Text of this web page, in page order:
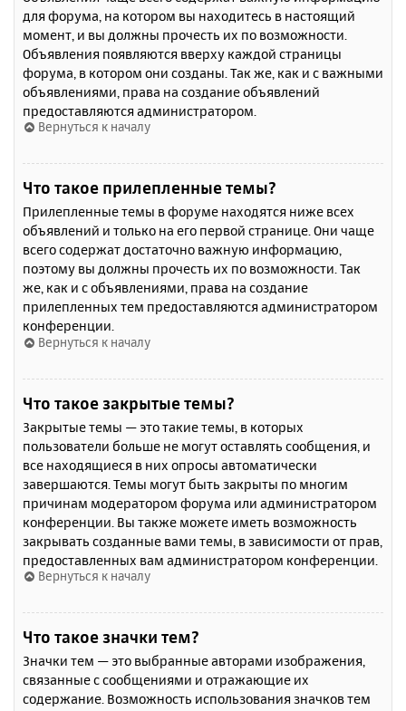
для форума, на котором вы находитесь в настоящий
момент, и вы должны прочесть их по возможности.
Объявления появляются вверху каждой страницы
форума, в котором они созданы. Так же, как и с важными
объявлениями, права на создание объявлений
предоставляются администратором.
Вернуться к началу
Что такое прилепленные темы?
Прилепленные темы в форуме находятся ниже всех
объявлений и только на его первой странице. Они чаще
всего содержат достаточно важную информацию,
поэтому вы должны прочесть их по возможности. Так
же, как и с объявлениями, права на создание
прилепленных тем предоставляются администратором
конференции.
Вернуться к началу
Что такое закрытые темы?
Закрытые темы — это такие темы, в которых
пользователи больше не могут оставлять сообщения, и
все находящиеся в них опросы автоматически
завершаются. Темы могут быть закрыты по многим
причинам модератором форума или администратором
конференции. Вы также можете иметь возможность
закрывать созданные вами темы, в зависимости от прав,
предоставленных вам администратором конференции.
Вернуться к началу
Что такое значки тем?
Значки тем — это выбранные авторами изображения,
связанные с сообщениями и отражающие их
содержание. Возможность использования значков тем